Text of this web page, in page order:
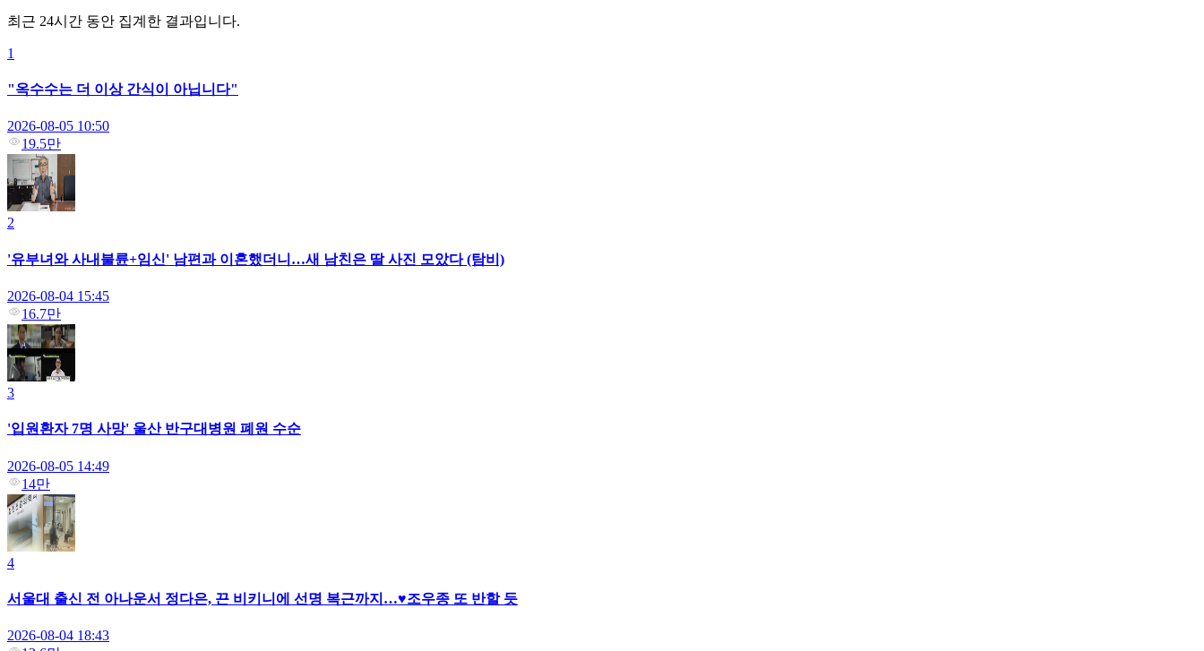
최근 24시간 동안 집계한 결과입니다.
1
"옥수수는 더 이상 간식이 아닙니다"
2026-08-05 10:50
19.5만
2
'유부녀와 사내불륜+임신' 남편과 이혼했더니…새 남친은 딸 사진 모았다 (탐비)
2026-08-04 15:45
16.7만
3
'입원환자 7명 사망' 울산 반구대병원 폐원 수순
2026-08-05 14:49
14만
4
서울대 출신 전 아나운서 정다은, 끈 비키니에 선명 복근까지…♥조우종 또 반할 듯
2026-08-04 18:43